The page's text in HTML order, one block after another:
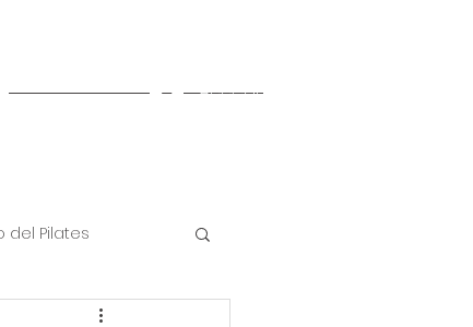
Accedi
del Pilates